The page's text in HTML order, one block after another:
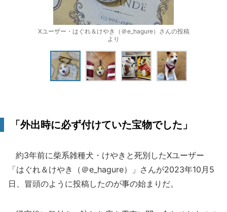
Xユーザー・はぐれ＆けやき（＠e_hagure）さんの投稿
より
「外出時に必ず付けていた宝物でした」
約3年前に柴系雑種犬・けやきと死別したXユーザー
「はぐれ＆けやき（＠e_hagure）」さんが2023年10月5
日、冒頭のように投稿したのが事の始まりだ。